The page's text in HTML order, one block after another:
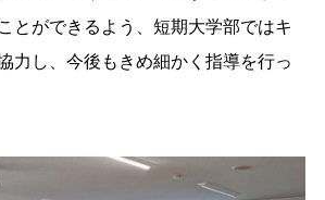
とができるよう、短期大学部ではキ
力し、今後もきめ細かく指導を行っ